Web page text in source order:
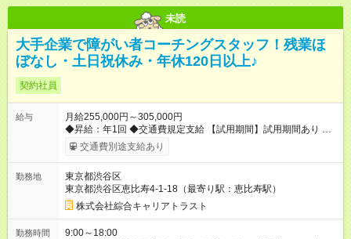
未読
大手企業で障がい者コーチングスタッフ！残業ほ
ぼなし・土日祝休み・年休120日以上♪
契約社員
給与
月給255,000円～305,000円
◆昇給：年1回 ◆交通費規定支給 【試用期間】試用期間あり 試用
期間の長さ：3ヶ月 雇用形態、給与は本採用時と同じです。
交通費別途支給あり
勤務地
東京都渋谷区
東京都渋谷区恵比寿4-1-18（最寄り駅：恵比寿駅）
株式会社綜合キャリアトラスト
勤務時間
9:00～18:00